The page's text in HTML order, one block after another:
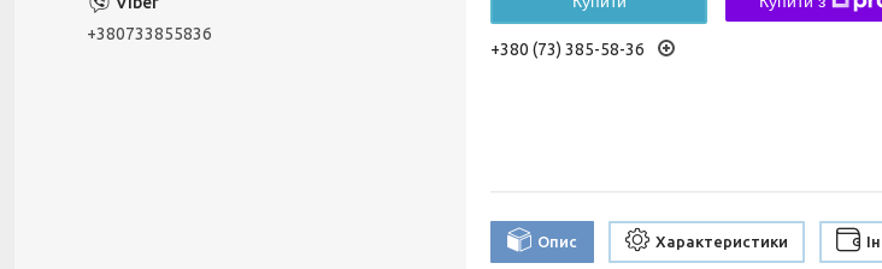
+380 (73) 385-58-36
Опис Характеристики
+380733855836